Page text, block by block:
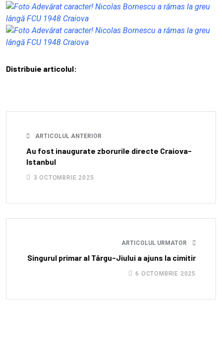
Distribuie articolul:
ARTICOLUL ANTERIOR
Au fost inaugurate zborurile directe Craiova-
Istanbul
3 OCTOMBRIE 2025
ARTICOLUL URMATOR
Singurul primar al Târgu-Jiului a ajuns la cimitir
6 OCTOMBRIE 2025